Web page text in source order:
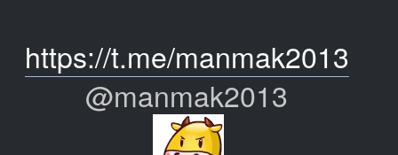
https://t.me/manmak2013
@manmak2013